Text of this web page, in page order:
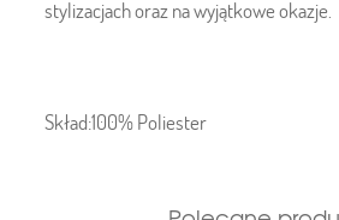
stylizacjach oraz na wyjątkowe okazje.
Skład:100% Poliester